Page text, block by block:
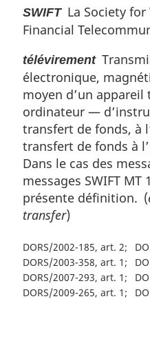
SWIFTLa Society for
Financial
télévirement
électronique,
moyen d’un
ordinateur —
transfert de fonds, à
transfert de fonds à
Dans le cas des
messages SWIFT
présente définition. (
transfer)
DORS/2002-185, art. 2
DORS/2003-358, art. 1
DORS/2007-293, art. 1
DORS/2009-265, art. 1